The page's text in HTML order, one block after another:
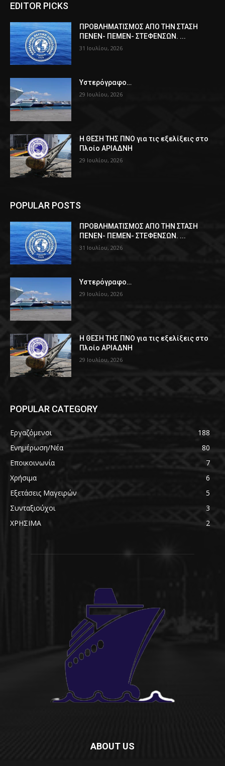
EDITOR PICKS
ΠPOΒΛΗΜΑΤΙΣΜΟΣ ΑΠΟ ΤΗΝ ΣΤΑΣΗ
ΠΕΝΕΝ- ΠΕΜΕΝ- ΣΤΕΦΕΝΣΩΝ. ...
31 Ιουλίου, 2026
Υστερόγραφο…
29 Ιουλίου, 2026
Η ΘΕΣΗ ΤΗΣ ΠΝΟ για τις εξελίξεις στο
Πλοίο ΑΡΙΑΔΝΗ
29 Ιουλίου, 2026
POPULAR POSTS
ΠPOΒΛΗΜΑΤΙΣΜΟΣ ΑΠΟ ΤΗΝ ΣΤΑΣΗ
ΠΕΝΕΝ- ΠΕΜΕΝ- ΣΤΕΦΕΝΣΩΝ. ...
31 Ιουλίου, 2026
Υστερόγραφο…
29 Ιουλίου, 2026
Η ΘΕΣΗ ΤΗΣ ΠΝΟ για τις εξελίξεις στο
Πλοίο ΑΡΙΑΔΝΗ
29 Ιουλίου, 2026
POPULAR CATEGORY
Εργαζόμενοι
188
Ενημέρωση/Νέα
80
Εποικοινωνία
7
Χρήσιμα
6
Εξετάσεις Μαγειρών
5
Συνταξιούχοι
3
ΧΡΗΣΙΜΑ
2
ABOUT US